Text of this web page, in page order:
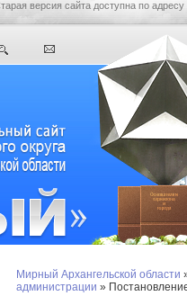
версия сайта доступна по адресу
Мирный Архангельской области
администрации »